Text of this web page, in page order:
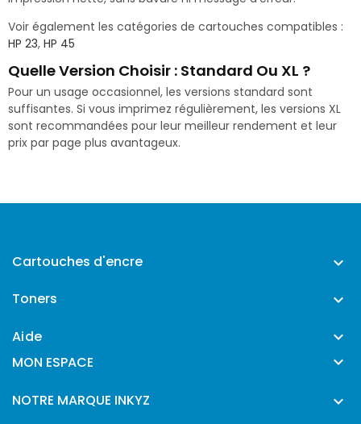
Voir également les catégories de cartouches compatibles :
HP 23, HP 45
Quelle Version Choisir : Standard Ou XL ?
Pour un usage occasionnel, les versions standard sont
suffisantes. Si vous imprimez régulièrement, les versions XL
sont recommandées pour leur meilleur rendement et leur
prix par page plus avantageux.
Cartouches d'encre 
Toners 
Aide 
MON ESPACE 
NOTRE MARQUE INKYZ 